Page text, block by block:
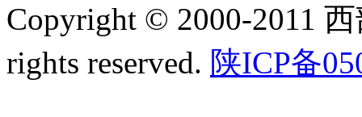
Copyright © 2000-2011
rights reserved. 陕ICP备